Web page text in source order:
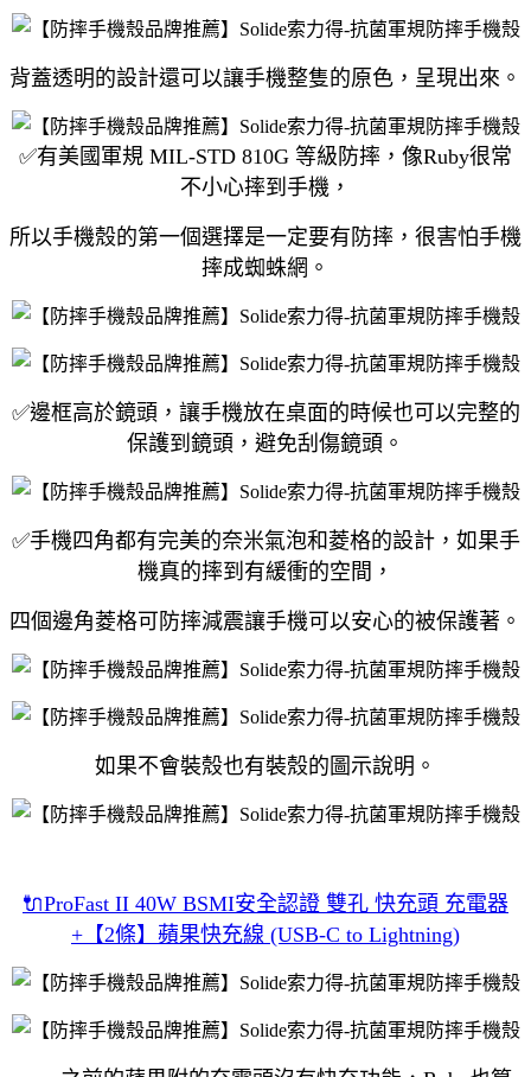
背蓋透明的設計還可以讓手機整隻的原色，呈現出來。
✅有美國軍規 MIL-STD 810G 等級防摔，像Ruby很常
不小心摔到手機，
所以手機殼的第一個選擇是一定要有防摔，很害怕手機
摔成蜘蛛網。
✅邊框高於鏡頭，讓手機放在桌面的時候也可以完整的
保護到鏡頭，避免刮傷鏡頭。
✅手機四角都有完美的奈米氣泡和菱格的設計，如果手
機真的摔到有緩衝的空間，
四個邊角菱格可防摔減震讓手機可以安心的被保護著。
如果不會裝殼也有裝殼的圖示說明。
🔌ProFast II 40W BSMI安全認證 雙孔 快充頭 充電器
+【2條】蘋果快充線 (USB-C to Lightning)